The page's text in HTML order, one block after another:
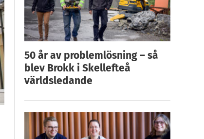
50 år av problemlösning – så
blev Brokk i Skellefteå
världsledande